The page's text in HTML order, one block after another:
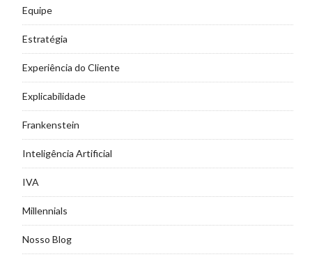
Equipe
Estratégia
Experiência do Cliente
Explicabilidade
Frankenstein
Inteligência Artificial
IVA
Millennials
Nosso Blog